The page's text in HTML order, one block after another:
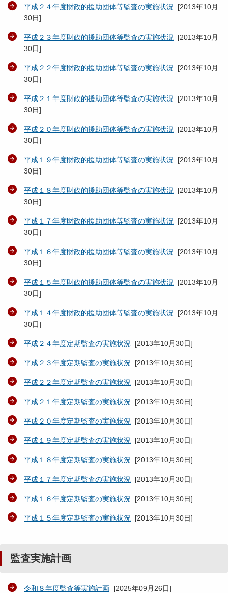
平成２４年度財政的援助団体等監査の実施状況 [2013年10月
30日]
平成２３年度財政的援助団体等監査の実施状況 [2013年10月
30日]
平成２２年度財政的援助団体等監査の実施状況 [2013年10月
30日]
平成２１年度財政的援助団体等監査の実施状況 [2013年10月
30日]
平成２０年度財政的援助団体等監査の実施状況 [2013年10月
30日]
平成１９年度財政的援助団体等監査の実施状況 [2013年10月
30日]
平成１８年度財政的援助団体等監査の実施状況 [2013年10月
30日]
平成１７年度財政的援助団体等監査の実施状況 [2013年10月
30日]
平成１６年度財政的援助団体等監査の実施状況 [2013年10月
30日]
平成１５年度財政的援助団体等監査の実施状況 [2013年10月
30日]
平成１４年度財政的援助団体等監査の実施状況 [2013年10月
30日]
平成２４年度定期監査の実施状況 [2013年10月30日]
平成２３年度定期監査の実施状況 [2013年10月30日]
平成２２年度定期監査の実施状況 [2013年10月30日]
平成２１年度定期監査の実施状況 [2013年10月30日]
平成２０年度定期監査の実施状況 [2013年10月30日]
平成１９年度定期監査の実施状況 [2013年10月30日]
平成１８年度定期監査の実施状況 [2013年10月30日]
平成１７年度定期監査の実施状況 [2013年10月30日]
平成１６年度定期監査の実施状況 [2013年10月30日]
平成１５年度定期監査の実施状況 [2013年10月30日]
監査実施計画
令和８年度監査等実施計画 [2025年09月26日]